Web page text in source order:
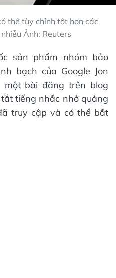
thể tùy chỉnh tốt hơn các
Ảnh: Reuters
sản phẩm nhóm bảo
bạch của Google Jon
một bài đăng trên blog
tiếng nhắc nhở quảng
truy cập và có thể bắt